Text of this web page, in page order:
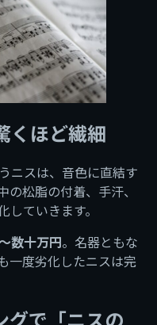
くほど繊細
ニスは、音色に直結す
松脂の付着、手汗、
ていきます。
数十万円。名器ともな
一度劣化したニスは完
グで「ニスの